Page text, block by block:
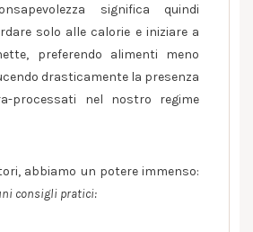
significa quindi
solo alle calorie e iniziare a
preferendo alimenti meno
drasticamente la presenza
processati nel nostro regime
abbiamo un potere immenso:
consigli pratici: